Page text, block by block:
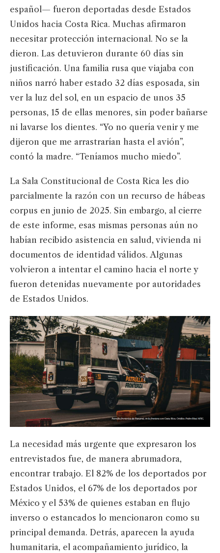
español— fueron deportadas desde Estados
Unidos hacia Costa Rica. Muchas afirmaron
necesitar protección internacional. No se la
dieron. Las detuvieron durante 60 días sin
justificación. Una familia rusa que viajaba con
niños narró haber estado 32 días esposada, sin
ver la luz del sol, en un espacio de unos 35
personas, 15 de ellas menores, sin poder bañarse
ni lavarse los dientes. “Yo no quería venir y me
dijeron que me arrastrarían hasta el avión”,
contó la madre. “Teníamos mucho miedo”.
La Sala Constitucional de Costa Rica les dio
parcialmente la razón con un recurso de hábeas
corpus en junio de 2025. Sin embargo, al cierre
de este informe, esas mismas personas aún no
habían recibido asistencia en salud, vivienda ni
documentos de identidad válidos. Algunas
volvieron a intentar el camino hacia el norte y
fueron detenidas nuevamente por autoridades
de Estados Unidos.
La necesidad más urgente que expresaron los
entrevistados fue, de manera abrumadora,
encontrar trabajo. El 82% de los deportados por
Estados Unidos, el 67% de los deportados por
México y el 53% de quienes estaban en flujo
inverso o estancados lo mencionaron como su
principal demanda. Detrás, aparecen la ayuda
humanitaria, el acompañamiento jurídico, la